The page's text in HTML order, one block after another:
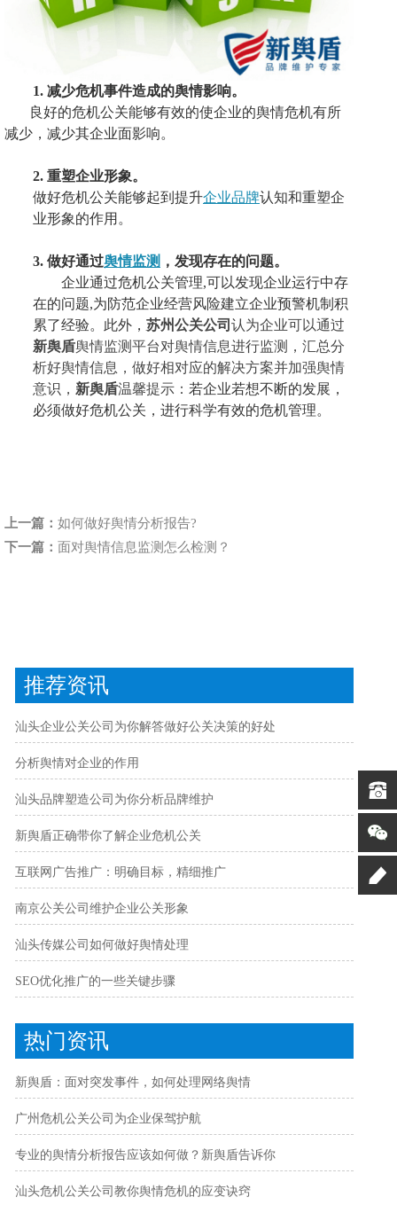
1. 减少危机事件造成的舆情影响。
良好的危机公关能够有效的使企业的舆情危机有所
减少，减少其企业面影响。
2. 重塑企业形象。
做好危机公关能够起到提升企业品牌认知和重塑企
业形象的作用。
3. 做好通过舆情监测 ， 发现存在的问题。
企业通过危机公关管理,可以发现企业运行中存
在的问题,为防范企业经营风险建立企业预警机制积
累了经验。 此外， 苏州公关公司 认为企业可以通过
新舆盾舆情监测平台对舆情信息进行监测，汇总分
析好舆情信息，做好相对应的解决方案并加强舆情
意识， 新舆盾温馨提示： 若企业若想不断的发展 ，
必须做好危机公关，进行科学有效的危机管理。
上一篇： 如何做好舆情分析报告?
下一篇： 面对舆情信息监测怎么检测？
推荐资讯
汕头企业公关公司为你解答做好公关决策的好处
分析舆情对企业的作用
汕头品牌塑造公司为你分析品牌维护
新舆盾正确带你了解企业危机公关
互联网广告推广：明确目标，精细推广
南京公关公司维护企业公关形象
汕头传媒公司如何做好舆情处理
SEO优化推广的一些关键步骤
热门资讯
新舆盾：面对突发事件，如何处理网络舆情
广州危机公关公司为企业保驾护航
专业的舆情分析报告应该如何做？新舆盾告诉你
汕头危机公关公司教你舆情危机的应变诀窍